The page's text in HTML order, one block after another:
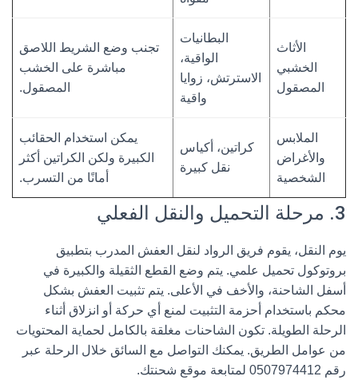
الأثاث
الخشبي
المصقول
البطانيات
الواقية،
الاسترتش، زوايا
واقية
تجنب وضع الشريط اللاصق
مباشرة على الخشب
المصقول.
الملابس
والأغراض
الشخصية
كراتين، أكياس
نقل كبيرة
يمكن استخدام الحقائب
الكبيرة ولكن الكراتين أكثر
أمانًا من التسرب.
3. مرحلة التحميل والنقل الفعلي
يوم النقل، يقوم فريق الرواد لنقل العفش المدرب بتطبيق
بروتوكول تحميل علمي. يتم وضع القطع الثقيلة والكبيرة في
أسفل الشاحنة، والأخف في الأعلى. يتم تثبيت العفش بشكل
محكم باستخدام أحزمة التثبيت لمنع أي حركة أو انزلاق أثناء
الرحلة الطويلة. تكون الشاحنات مغلقة بالكامل لحماية المحتويات
من عوامل الطريق. يمكنك التواصل مع السائق خلال الرحلة عبر
رقم 0507974412 لمتابعة موقع شحنتك.